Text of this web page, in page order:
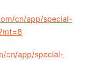
cn/app/special-
cn/app/special-